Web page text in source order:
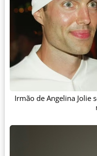
Irmão de Angelina Jolie